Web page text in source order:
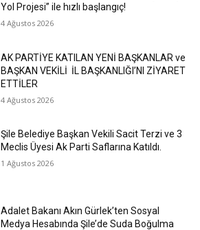
Yol Projesi” ile hızlı başlangıç!
4 Ağustos 2026
AK PARTİYE KATILAN YENİ BAŞKANLAR ve
BAŞKAN VEKİLİ İL BAŞKANLIĞI’NI ZİYARET
ETTİLER
4 Ağustos 2026
Şile Belediye Başkan Vekili Sacit Terzi ve 3
Meclis Üyesi Ak Parti Saflarına Katıldı.
1 Ağustos 2026
Adalet Bakanı Akın Gürlek’ten Sosyal
Medya Hesabında Şile’de Suda Boğulma